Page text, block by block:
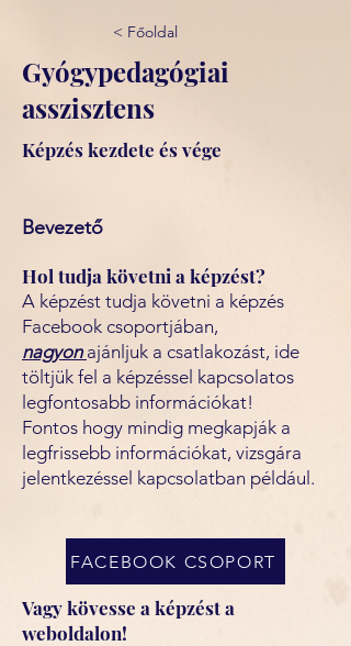
< Főoldal
Gyógypedagógiai
asszisztens
Képzés kezdete és vége
Bevezető
Hol tudja követni a képzést?
A képzést tudja követni a képzés
Facebook csoportjában,
nagyonajánljuk a csatlakozást, ide
töltjük fel a képzéssel kapcsolatos
legfontosabb információkat!
Fontos hogy mindig megkapják a
legfrissebb információkat, vizsgára
jelentkezéssel kapcsolatban például.
FACEBOOK CSOPORT
Vagy kövesse a képzést a
weboldalon!